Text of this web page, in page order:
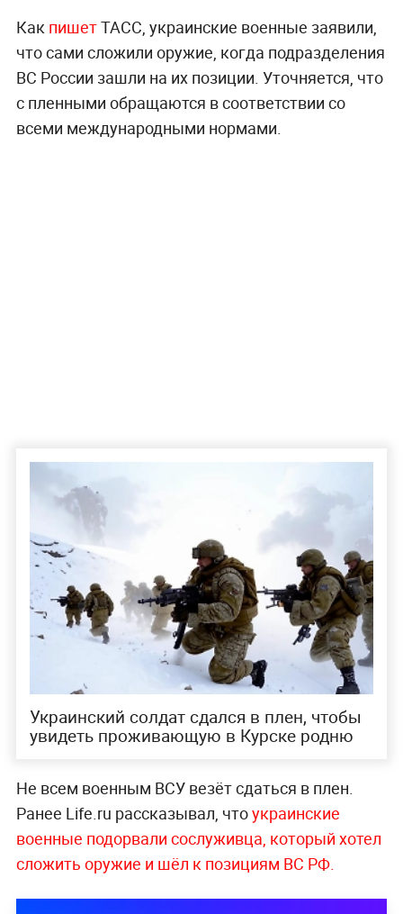
Как пишетТАСС, украинские военные заявили,
что сами сложили оружие, когда подразделения
ВС России зашли на их позиции. Уточняется, что
с пленными обращаются в соответствии со
всеми международными нормами.
Украинский солдат сдался в плен, чтобы
увидеть проживающую в Курске родню
Не всем военным ВСУ везёт сдаться в плен.
Ранее Life.ru рассказывал, чтоукраинские
военные подорвали сослуживца, который хотел
сложить оружие и шёл к позициям ВС РФ.